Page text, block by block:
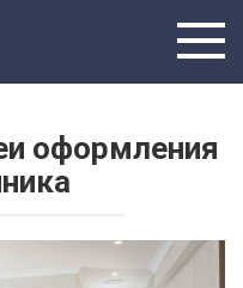
оформления